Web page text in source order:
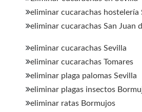
eliminar cucarachas hostelería
eliminar cucarachas San Juan
eliminar cucarachas Sevilla
eliminar cucarachas Tomares
eliminar plaga palomas Sevilla
eliminar plagas insectos
eliminar ratas Bormujos